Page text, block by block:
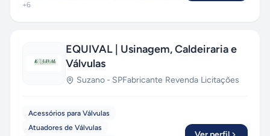
+6
EQUIVAL | Usinagem, Caldeiraria e
Válvulas
Suzano - SPFabricante·Revenda·Licitações
Acessórios para Válvulas
Atuadores de Válvulas